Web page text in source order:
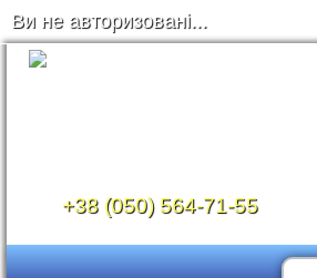
Ви не авторизовані...
+38 (050) 564-71-55